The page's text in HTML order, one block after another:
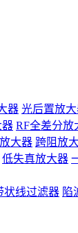
器 光后置放
器 RF全差分放
大器 跨阻放
低失真放大器
状线过滤器 陷